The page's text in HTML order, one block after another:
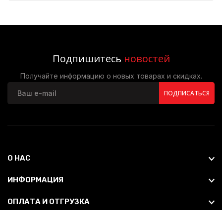
Подпишитесь новостей
Получайте информацию о новых товарах и скидках.
ПОДПИСАТЬСЯ
О НАС
ИНФОРМАЦИЯ
ОПЛАТА И ОТГРУЗКА